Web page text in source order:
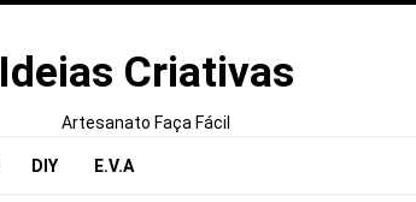
Ideias Criativas
Artesanato Faça Fácil
DIY E.V.A